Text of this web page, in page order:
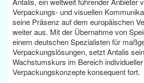
Verpackungs- und visuellen
seine Präsenz auf dem europäischen
weiter aus. Mit der Übernahme von
einem deutschen Spezialisten für
Verpackungslösungen, setzt Antalis
Wachstumskurs im Bereich individueller
Verpackungskonzepte konsequent fort.